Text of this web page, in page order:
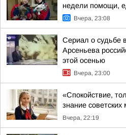
недели помощи,
Вчера, 23:08
Сериал о судьбе
Арсеньева
этой осенью
Вчера, 23:00
«Спокойствие,
знание советских
Вчера, 22:19